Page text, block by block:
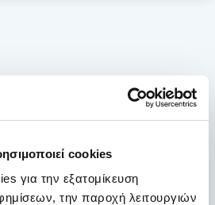
cookies
για την εξατομίκευση
την παροχή λειτουργιών